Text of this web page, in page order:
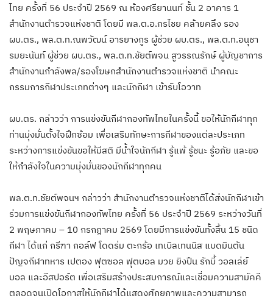
ไทย ครั้งที่ 56 ประจำปี 2569 ณ ห้องศรียานนท์ ชั้น 2 อาคาร 1
สำนักงานตำรวจแห่งชาติ โดยมี พล.ต.อ.กรไชย คล้ายคลึง รอง
ผบ.ตร., พล.ต.ท.ณพวัฒน์ อารยางกูร ผู้ช่วย ผบ.ตร., พล.ต.ท.อนุชา
รมยะนันท์ ผู้ช่วย ผบ.ตร., พล.ต.ท.ชัยต์พจน สูวรรณรักษ์ ผู้บัญชาการ
สำนักงานกำลังพล/รองโฆษกสำนักงานตำรวจแห่งชาติ นำคณะ
กรรมการกีฬาประเภทต่างๆ และนักกีฬา เข้ารับโอวาท
ผบ.ตร. กล่าวว่า การแข่งขันกีฬากองทัพไทยในครั้งนี้ ขอให้นักกีฬาทุก
ท่านมุ่งมั่นตั้งใจฝึกซ้อม เพื่อเสริมทักษะการกีฬาของแต่ละประเภท
ระหว่างการแข่งขันขอให้มีสติ มีน้ำใจนักกีฬา รู้แพ้ รู้ชนะ รู้อภัย และขอ
ให้กำลังใจในความมุ่งมั่นของนักกีฬาทุกคน
พล.ต.ท.ชัยต์พจนฯ กล่าวว่า สำนักงานตำรวจแห่งชาติได้ส่งนักกีฬาเข้า
ร่วมการแข่งขันกีฬากองทัพไทย ครั้งที่ 56 ประจำปี 2569 ระหว่างวันที่
2 พฤษภาคม – 10 กรกฎาคม 2569 โดยมีการแข่งขันทั้งสิ้น 15 ชนิด
กีฬา ได้แก่ กรีฑา กอล์ฟ โดดร่ม ตะกร้อ เทเบิลเทนนิส แบดมินตัน
ปัญจกีฬาทหาร เปตอง ฟุตซอล ฟุตบอล มวย ยิงปืน รักบี้ วอลเล่ย์
บอล และอีสปอร์ต เพื่อเสริมสร้างประสบการณ์และเชื่อมความสามัคคี
ตลอดจนเปิดโอกาสให้นักกีฬาได้แสดงศักยภาพและความสามารถ